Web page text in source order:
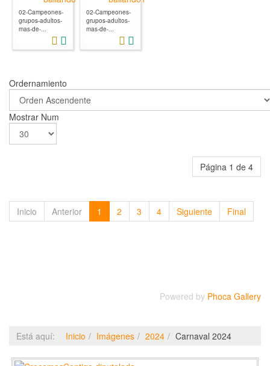
02-Campeones-
grupos-adultos-
mas-de-...
02-Campeones-
grupos-adultos-
mas-de-...
Ordernamiento
Mostrar Num
Página 1 de 4
Inicio Anterior 1 2 3 4 Siguiente Final
Powered by Phoca Gallery
Está aquí: Inicio Imágenes 2024 Carnaval 2024